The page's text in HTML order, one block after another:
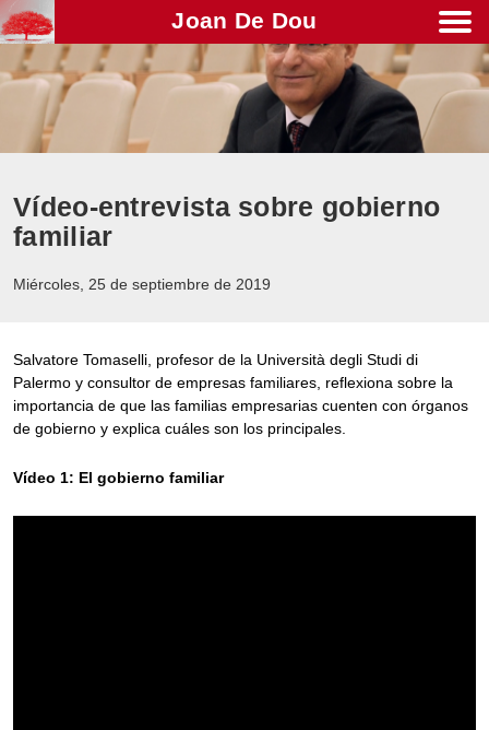
Joan De Dou
Vídeo-entrevista sobre gobierno
familiar
Miércoles, 25 de septiembre de 2019
Salvatore Tomaselli, profesor de la Università degli Studi di
Palermo y consultor de empresas familiares, reflexiona sobre la
importancia de que las familias empresarias cuenten con órganos
de gobierno y explica cuáles son los principales.
Vídeo 1: El gobierno familiar